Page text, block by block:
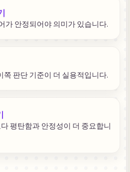
가 안정되어야 의미가 있습니다.
쪽 판단 기준이 더 실용적입니다.
평탄함과 안정성이 더 중요합니